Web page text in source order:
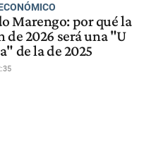
Marengo: por qué la
de 2026 será una "U
de la de 2025